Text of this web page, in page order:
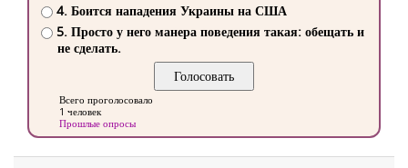
4. Боится нападения Украины на США
5. Просто у него манера поведения такая: обещать и
не сделать.
Всего проголосовало
1 человек
Прошлые опросы